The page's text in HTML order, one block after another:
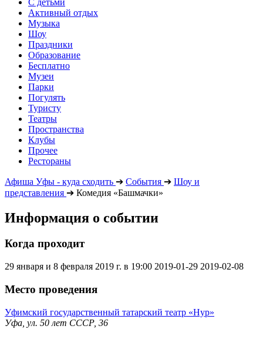
Активный отдых
Музыка
Шоу
Праздники
Образование
Бесплатно
Музеи
Парки
Погулять
Туристу
Театры
Пространства
Клубы
Прочее
Рестораны
Афиша Уфы - куда сходить ➔ События ➔ Шоу и
представления ➔ Комедия «Башмачки»
Информация о событии
Когда проходит
29 января и 8 февраля 2019 г. в 19:00 2019-01-29 2019-02-08
Место проведения
Уфимский государственный татарский театр «Нур»
Уфа, ул. 50 лет СССР, 36